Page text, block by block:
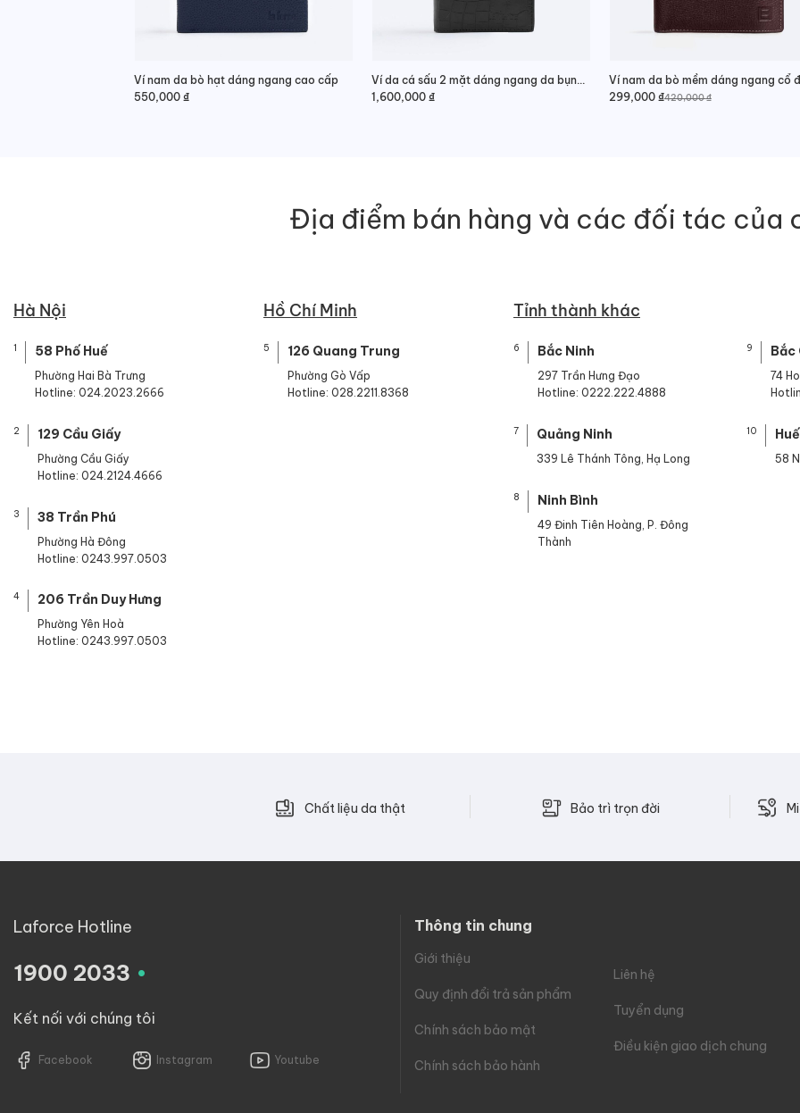
Ví nam da bò hạt dáng ngang cao cấp
550,000 ₫
Ví da cá sấu 2 mặt dáng ngang da bụng cao cấp
1,600,000 ₫
Ví nam da bò mềm dáng ngang cổ
420,000₫
Giá
299,000 ₫
Giá
Địa điểm bán hàng và các đối tác của
Hà Nội
1 58 Phố Huế
Phường Hai Bà Trưng
Hotline: 024.2023.2666
2 129 Cầu Giấy
Phường Cầu Giấy
Hotline: 024.2124.4666
3 38 Trần Phú
Phường Hà Đông
Hotline: 0243.997.0503
4 206 Trần Duy Hưng
Phường Yên Hoà
Hotline: 0243.997.0503
Hồ Chí Minh
5 126 Quang Trung
Phường Gò Vấp
Hotline: 028.2211.8368
Tỉnh thành khác
6 Bắc Ninh
297 Trần Hưng Đạo
Hotline: 0222.222.4888
7 Quảng Ninh
339 Lê Thánh Tông, Hạ Long
8 Ninh Bình
49 Đinh Tiên Hoàng, P. Đông
Thành
9
74
10 Huế
58
Chất liệu da thật Bảo trì trọn đời
Laforce Hotline
1900 2033 .
Kết nối với chúng tôi
Facebook Instagram Youtube
Thông tin chung
Giới thiệu
Quy định đổi trả sản phẩm
Chính sách bảo mật
Chính sách bảo hành
Liên hệ
Tuyển dụng
Điều kiện giao dịch chung